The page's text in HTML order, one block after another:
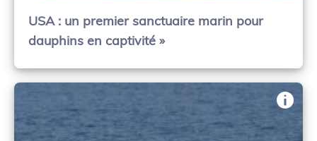
USA : un premier sanctuaire marin pour
dauphins en captivité »